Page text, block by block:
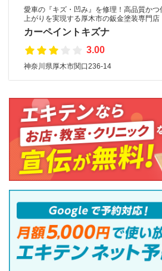
愛車の『キズ・凹み』を修理！高品質か
上がりを実現する厚木市の鈑金塗装専門店
カーペイントキズナ
3.00
神奈川県厚木市関口236-14